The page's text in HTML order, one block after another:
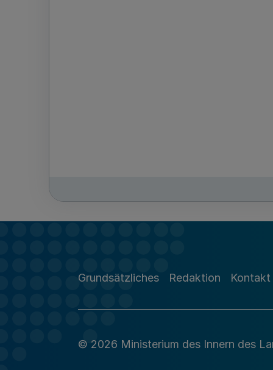
Grundsätzliches Redaktion Kontakt
© 2026 Ministerium des Innern des